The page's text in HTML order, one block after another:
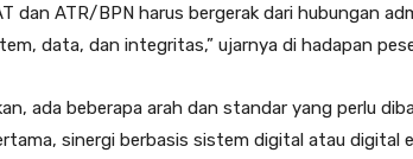
dan ATR/BPN harus bergerak dari hubungan
data, dan integritas,” ujarnya di hadapan
ada beberapa arah dan standar yang perlu
sinergi berbasis sistem digital atau digital